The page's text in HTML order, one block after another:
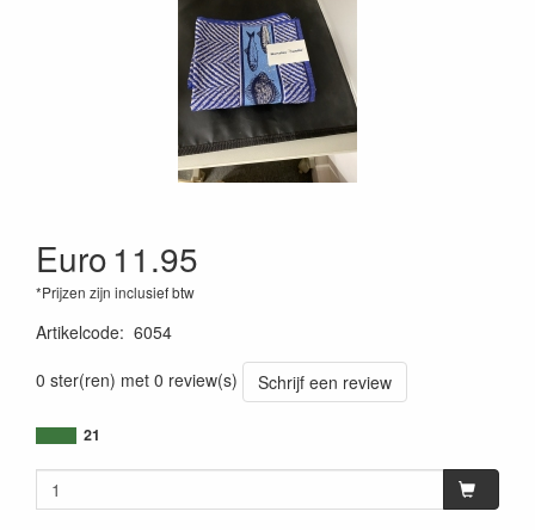
Euro11.95
*Prijzen zijn inclusief btw
Artikelcode: 6054
0 ster(ren) met 0 review(s)
Schrijf een review
21